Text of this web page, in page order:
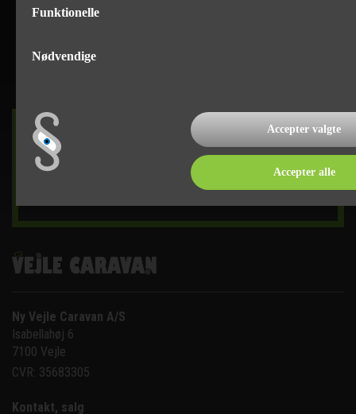
DET SKER
Ny Vejle Caravan A/S
Isabellahøj 6
7100 Vejle
CVR: 35683305
Kontakt, salg
Funktionelle
Nødvendige
Accepter valgte
Accepter alle